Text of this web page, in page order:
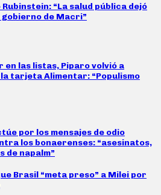
“La salud pública dejó
de Macri”
las listas, Piparo volvió a
tarjeta Alimentar: “Populismo
por los mensajes de odio
los bonaerenses: “asesinatos,
de napalm”
Brasil “meta preso” a Milei por